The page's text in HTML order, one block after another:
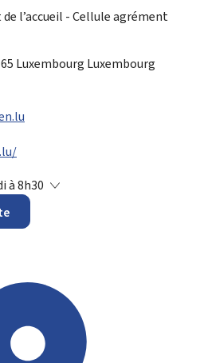
de l’accueil - Cellule agrément
Luxembourg Luxembourg
à 8h30